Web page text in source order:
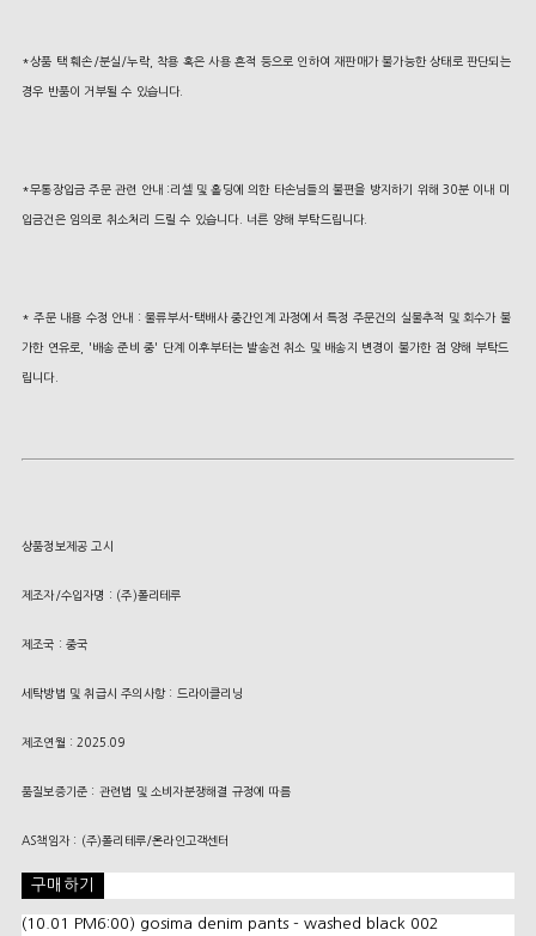
*상품 택 훼손/분실/누락, 착용 혹은 사용 흔적 등으로 인하여 재판매가 불가능한 상태로 판단되는
경우 반품이 거부될 수 있습니다.
*무통장입금 주문 관련 안내 :리셀 및 홀딩에 의한 타손님들의 불편을 방지하기 위해 30분 이내 미
입금건은 임의로 취소처리 드릴 수 있습니다. 너른 양해 부탁드립니다.
* 주문 내용 수정 안내 : 물류부서-택배사 중간인계 과정에서 특정 주문건의 실물추적 및 회수가 불
가한 연유로, '배송 준비 중' 단계 이후부터는 발송전 취소 및 배송지 변경이 불가한 점 양해 부탁드
립니다.
상품정보제공 고시
제조자/수입자명 : (주)폴리테루
제조국 : 중국
세탁방법 및 취급시 주의사항 : 드라이클리닝
제조연월 : 2025.09
품질보증기준 : 관련법 및 소비자분쟁해결 규정에 따름
AS책임자 : (주)폴리테루/온라인고객센터
구매하기
(10.01 PM6:00) gosima denim pants - washed black 002